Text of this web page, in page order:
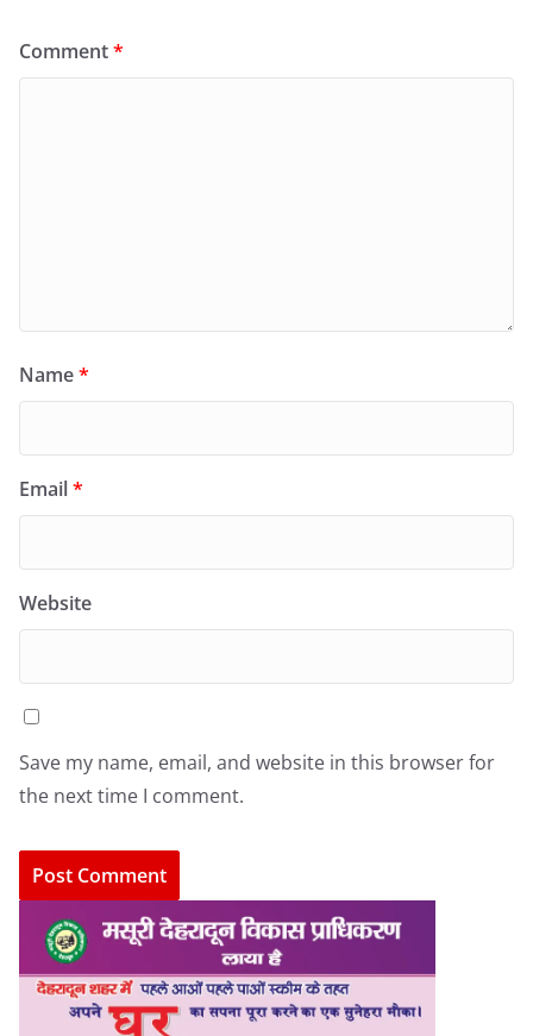
Comment*
Name*
Email*
Website
Save my name, email, and website in this browser for
the next time I comment.